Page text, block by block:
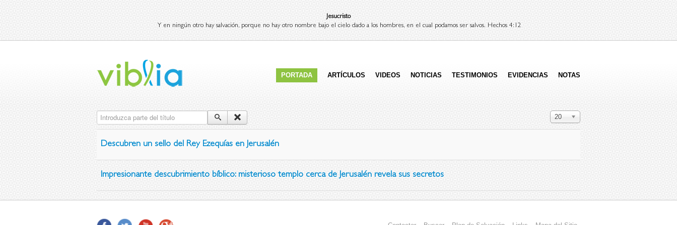
Jesucristo
Y en ningún otro hay salvación, porque no hay otro nombre bajo el cielo dado a los hombres, en el cual podamos ser salvos. Hechos 4:12
PORTADA ARTÍCULOS VIDEOS NOTICIAS TESTIMONIOS EVIDENCIAS NOTAS
Introduzca parte del título Cantidad a mostrar
20
Descubren un sello del Rey Ezequías en Jerusalén
Impresionante descubrimiento bíblico: misterioso templo cerca de Jerusalén revela sus secretos